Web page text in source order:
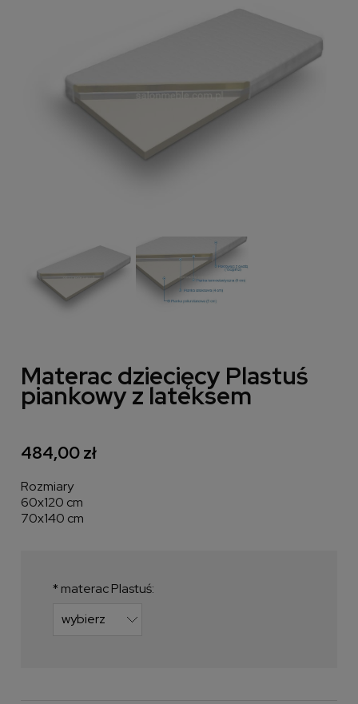
Materac dziecięcy Plastuś
piankowy z lateksem
484,00 zł
Rozmiary
60x120 cm
70x140 cm
* materac Plastuś: